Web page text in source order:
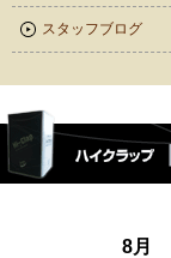
スタッフブログ
8月